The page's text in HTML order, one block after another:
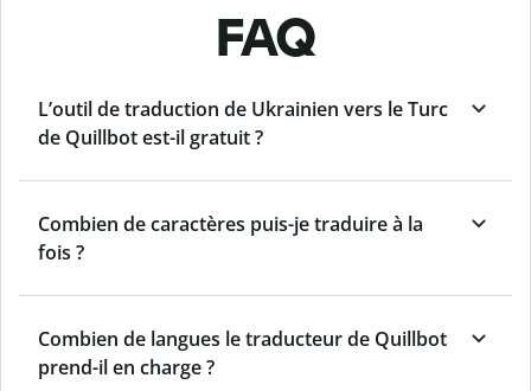
FAQ
L’outil de traduction de Ukrainien vers le Turc
de Quillbot est-il gratuit ?
Combien de caractères puis-je traduire à la
fois ?
Combien de langues le traducteur de Quillbot
prend-il en charge ?